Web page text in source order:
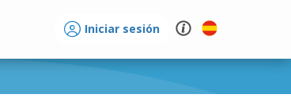
Iniciar sesión